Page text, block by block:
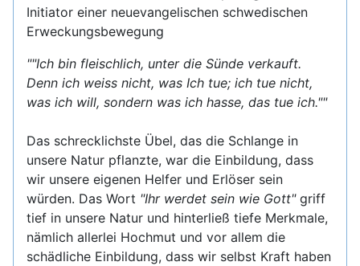
Initiator einer neuevangelischen schwedischen
Erweckungsbewegung
""Ich bin fleischlich, unter die Sünde verkauft.
Denn ich weiss nicht, was Ich tue; ich tue nicht,
was ich will, sondern was ich hasse, das tue ich.""
Das schrecklichste Übel, das die Schlange in
unsere Natur pflanzte, war die Einbildung, dass
wir unsere eigenen Helfer und Erlöser sein
würden. Das Wort "Ihr werdet sein wie Gott"griff
tief in unsere Natur und hinterließ tiefe Merkmale,
nämlich allerlei Hochmut und vor allem die
schädliche Einbildung, dass wir selbst Kraft haben